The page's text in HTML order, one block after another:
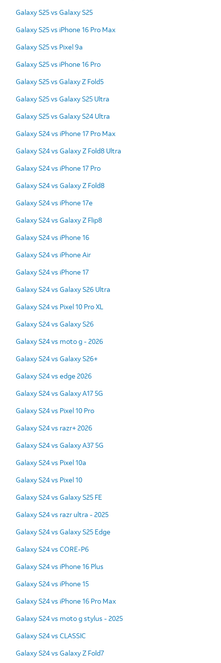
Galaxy S25 vs Galaxy S25
Galaxy S25 vs iPhone 16 Pro Max
Galaxy S25 vs Pixel 9a
Galaxy S25 vs iPhone 16 Pro
Galaxy S25 vs Galaxy Z Fold5
Galaxy S25 vs Galaxy S25 Ultra
Galaxy S25 vs Galaxy S24 Ultra
Galaxy S24 vs iPhone 17 Pro Max
Galaxy S24 vs Galaxy Z Fold8 Ultra
Galaxy S24 vs iPhone 17 Pro
Galaxy S24 vs Galaxy Z Fold8
Galaxy S24 vs iPhone 17e
Galaxy S24 vs Galaxy Z Flip8
Galaxy S24 vs iPhone 16
Galaxy S24 vs iPhone Air
Galaxy S24 vs iPhone 17
Galaxy S24 vs Galaxy S26 Ultra
Galaxy S24 vs Pixel 10 Pro XL
Galaxy S24 vs Galaxy S26
Galaxy S24 vs moto g - 2026
Galaxy S24 vs Galaxy S26+
Galaxy S24 vs edge 2026
Galaxy S24 vs Galaxy A17 5G
Galaxy S24 vs Pixel 10 Pro
Galaxy S24 vs razr+ 2026
Galaxy S24 vs Galaxy A37 5G
Galaxy S24 vs Pixel 10a
Galaxy S24 vs Pixel 10
Galaxy S24 vs Galaxy S25 FE
Galaxy S24 vs razr ultra - 2025
Galaxy S24 vs Galaxy S25 Edge
Galaxy S24 vs CORE-P6
Galaxy S24 vs iPhone 16 Plus
Galaxy S24 vs iPhone 15
Galaxy S24 vs iPhone 16 Pro Max
Galaxy S24 vs moto g stylus - 2025
Galaxy S24 vs CLASSIC
Galaxy S24 vs Galaxy Z Fold7